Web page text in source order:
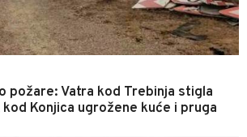
požare: Vatra kod Trebinja stigla
Konjica ugrožene kuće i pruga